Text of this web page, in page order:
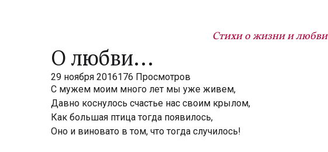
Стихи о жизни и любви
О любви...
29 ноября 2016176 Просмотров
С мужем моим много лет мы уже живем,
Давно коснулось счастье нас своим крылом,
Как большая птица тогда появилось,
Оно и виновато в том, что тогда случилось!